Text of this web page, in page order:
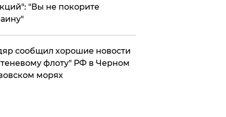
"Вы не покорите
сообщил хорошие новости
флоту" РФ в Черном
морях